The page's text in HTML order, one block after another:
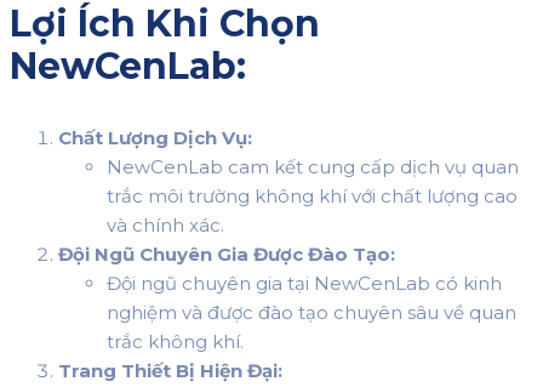
Lợi Ích Khi Chọn
NewCenLab:
Chất Lượng Dịch Vụ:
NewCenLab cam kết cung cấp dịch vụ quan
trắc môi trường không khí với chất lượng cao
và chính xác.
Đội Ngũ Chuyên Gia Được Đào Tạo:
Đội ngũ chuyên gia tại NewCenLab có kinh
nghiệm và được đào tạo chuyên sâu về quan
trắc không khí.
Trang Thiết Bị Hiện Đại: